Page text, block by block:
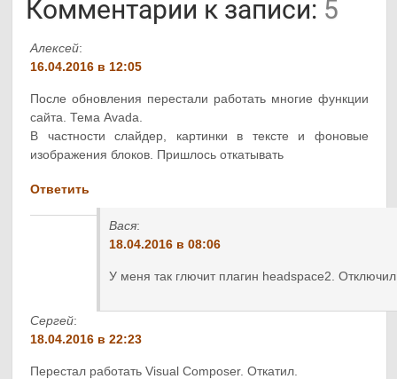
Комментарии к записи: 5
Алексей:
16.04.2016 в 12:05
После обновления перестали работать многие функции
сайта. Тема Avada.
В частности слайдер, картинки в тексте и фоновые
изображения блоков. Пришлось откатывать
Ответить
Вася:
18.04.2016 в 08:06
У меня так глючит плагин headspace2.
Сергей:
18.04.2016 в 22:23
Перестал работать Visual Composer. Откатил.